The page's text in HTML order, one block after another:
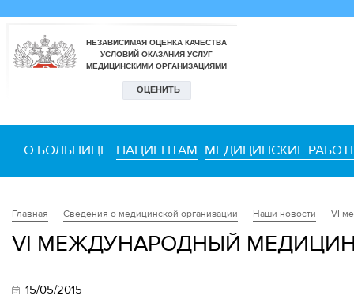
О БОЛЬНИЦЕ ПАЦИЕНТАМ МЕДИЦИНСКИЕ
Главная Сведения о медицинской организации Наши новости VI
VI МЕЖДУНАРОДНЫЙ
15/05/2015